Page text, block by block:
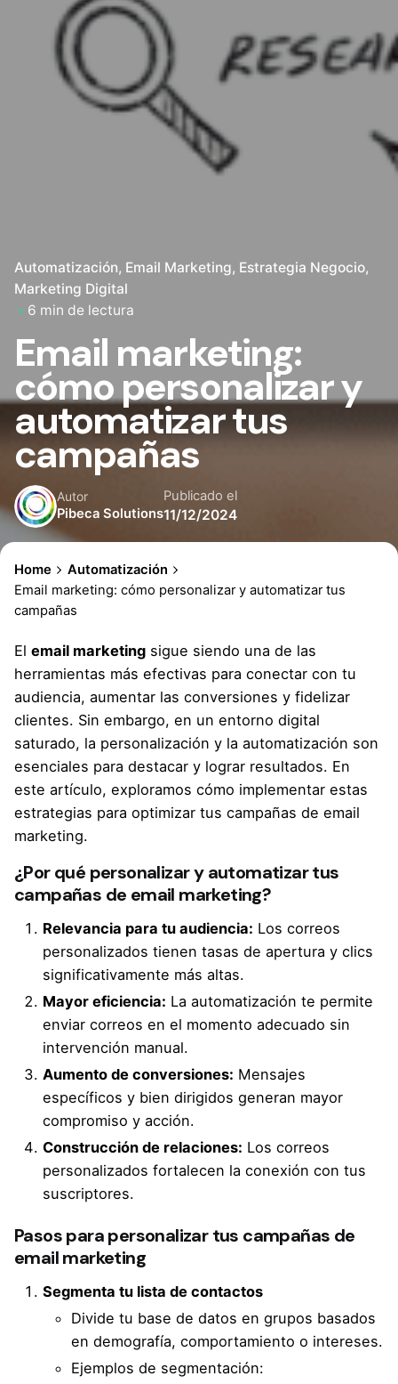
Automatización Email Marketing Estrategia Negocio
Marketing Digital
6 min de lectura
Email marketing:
cómo personalizar y
automatizar tus
campañas
Autor
Pibeca Solutions
Publicado el
11/12/2024
Home
Automatización
Email marketing: cómo personalizar y automatizar tus
campañas
El email marketing sigue siendo una de las
herramientas más efectivas para conectar con tu
audiencia, aumentar las conversiones y fidelizar
clientes. Sin embargo, en un entorno digital
saturado, la personalización y la automatización son
esenciales para destacar y lograr resultados. En
este artículo, exploramos cómo implementar estas
estrategias para optimizar tus campañas de email
marketing.
¿Por qué personalizar y automatizar tus
campañas de email marketing?
Relevancia para tu audiencia: Los correos
personalizados tienen tasas de apertura y clics
significativamente más altas.
Mayor eficiencia: La automatización te permite
enviar correos en el momento adecuado sin
intervención manual.
Aumento de conversiones: Mensajes
específicos y bien dirigidos generan mayor
compromiso y acción.
Construcción de relaciones: Los correos
personalizados fortalecen la conexión con tus
suscriptores.
Pasos para personalizar tus campañas de
email marketing
Segmenta tu lista de contactos
Divide tu base de datos en grupos basados
en demografía, comportamiento o intereses.
Ejemplos de segmentación: